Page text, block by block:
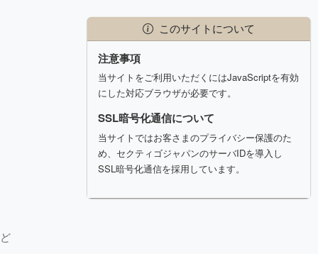
このサイトについて
注意事項
当サイトをご利用いただくにはJavaScriptを有効
にした対応ブラウザが必要です。
SSL暗号化通信について
当サイトではお客さまのプライバシー保護のた
め、セクティゴジャパンのサーバIDを導入し
SSL暗号化通信を採用しています。